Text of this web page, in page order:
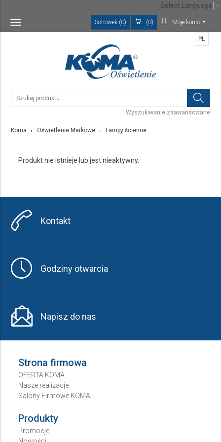
Toggle
navigation
Schowek (0) (0) Moje konto
Wyszukiwanie zaawansowane
PL
Koma Oświetlenie Markowe Lampy ścienne
Produkt nie istnieje lub jest nieaktywny.
Kontakt
Godziny otwarcia
Napisz do nas
Strona firmowa
OFERTA KOMA
Nasze realizacje
Salony Firmowe KOMA
Produkty
Promocje
Select Language